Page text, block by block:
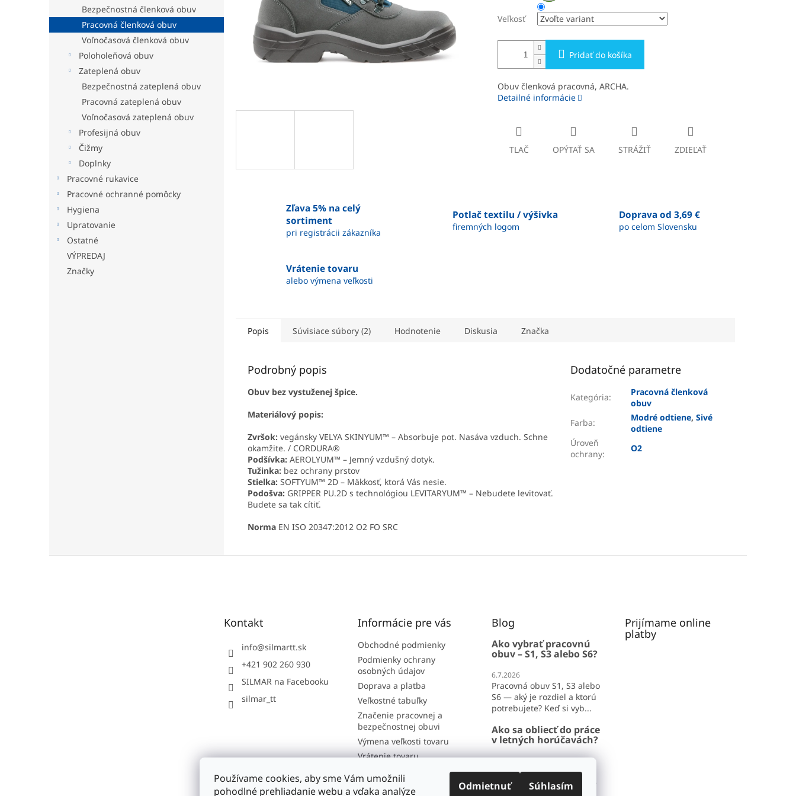
Používame cookies, aby sme Vám umožnili
pohodlné prehliadanie webu a vďaka analýze
Odmietnuť Súhlasím
Bezpečnostná členková obuv
Pracovná členková obuv
Voľnočasová členková obuv
Poloholeňová obuv
Zateplená obuv
Bezpečnostná zateplená obuv
Pracovná zateplená obuv
Voľnočasová zateplená obuv
Profesijná obuv
Čižmy
Doplnky
Pracovné rukavice
Pracovné ochranné pomôcky
Hygiena
Upratovanie
Ostatné
VÝPREDAJ
Značky
Veľkosť
Pridať do košíka
Obuv členková pracovná, ARCHA.
Detailné informácie
TLAČ OPÝTAŤ SA STRÁŽIŤ ZDIEĽAŤ
Zľava 5% na celý
sortiment
pri registrácii zákazníka
Potlač textilu / výšivka
firemných logom
Doprava od 3,69 €
po celom Slovensku
Vrátenie tovaru
alebo výmena veľkosti
Popis Súvisiace súbory (2) Hodnotenie Diskusia Značka
Podrobný popis
Obuv bez vystuženej špice.
Materiálový popis:
Zvršok: vegánsky VELYA SKINYUM™ – Absorbuje pot. Nasáva vzduch. Schne
okamžite. / CORDURA®
Podšívka: AEROLYUM™ – Jemný vzdušný dotyk.
Tužinka: bez ochrany prstov
Stielka: SOFTYUM™ 2D – Mäkkosť, ktorá Vás nesie.
Podošva: GRIPPER PU.2D s technológiou LEVITARYUM™ – Nebudete levitovať.
Budete sa tak cítiť.
Norma EN ISO 20347:2012 O2 FO SRC
Dodatočné parametre
Kategória:
Pracovná členková
obuv
Farba: Modré odtiene,Sivé
odtiene
Úroveň
ochrany:
O2
Kontakt
info@silmartt.sk
+421 902 260 930
SILMAR na Facebooku
silmar_tt
Informácie pre vás
Obchodné podmienky
Podmienky ochrany
osobných údajov
Doprava a platba
Veľkostné tabuľky
Značenie pracovnej a
bezpečnostnej obuvi
Výmena veľkosti tovaru
Vrátenie tovaru
Kontakt
Blog
Ako vybrať pracovnú
obuv – S1, S3 alebo S6?
6.7.2026
Pracovná obuv S1, S3 alebo
S6 — aký je rozdiel a ktorú
potrebujete? Keď si vyb...
Ako sa obliecť do práce
v letných horúčavách?
26.6.2026
Ako sa obliecť do práce v
lete? Poradíme, čo zvládne
horúčavy aj pracovný deň
Prijímame online
platby